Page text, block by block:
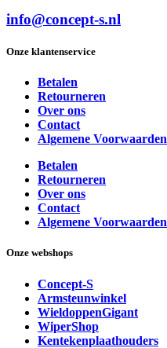
info@concept-s.nl
Onze klantenservice
Betalen
Retourneren
Over ons
Contact
Algemene Voorwaarden
Betalen
Retourneren
Over ons
Contact
Algemene Voorwaarden
Onze webshops
Concept-S
Armsteunwinkel
WieldoppenGigant
WiperShop
Kentekenplaathouders